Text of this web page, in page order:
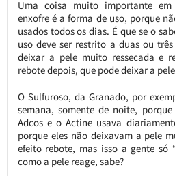
Uma coisa muito importante
enxofre é a forma de uso, porque
usados todos os dias. É que se o
uso deve ser restrito a duas ou
deixar a pele muito ressecada e
rebote depois, que pode deixar a
O Sulfuroso, da Granado, por
semana, somente de noite,
Adcos e o Actine usava
porque eles não deixavam a pele
efeito rebote, mas isso a gente só
como a pele reage, sabe?